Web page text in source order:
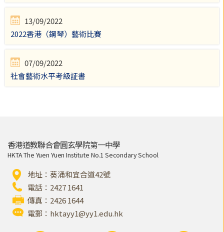
13/09/2022
2022香港（鋼琴）藝術比賽
07/09/2022
社會藝術水平考級証書
香港道教聯合會圓玄學院第一中學
HKTA The Yuen Yuen Institute No.1 Secondary School
地址：葵涌和宜合道42號
電話：2427 1641
傳真：2426 1644
電郵： hktayy1@yy1.edu.hk